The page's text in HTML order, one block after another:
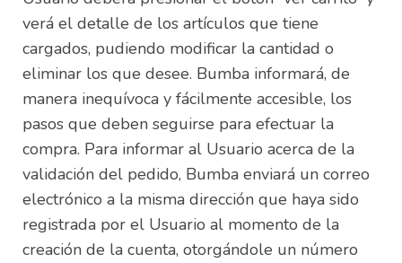
verá el detalle de los artículos que tiene
cargados, pudiendo modificar la cantidad o
eliminar los que desee. Bumba informará, de
manera inequívoca y fácilmente accesible, los
pasos que deben seguirse para efectuar la
compra. Para informar al Usuario acerca de la
validación del pedido, Bumba enviará un correo
electrónico a la misma dirección que haya sido
registrada por el Usuario al momento de la
creación de la cuenta, otorgándole un número